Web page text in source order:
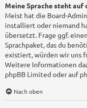
Meine Sprache steht auf
Meist hat die Board-
installiert oder niemand
übersetzt. Frage ggf.
Sprachpaket, das du
existiert, würden wir uns
Weitere Informationen
phpBB Limited oder auf
Nach oben